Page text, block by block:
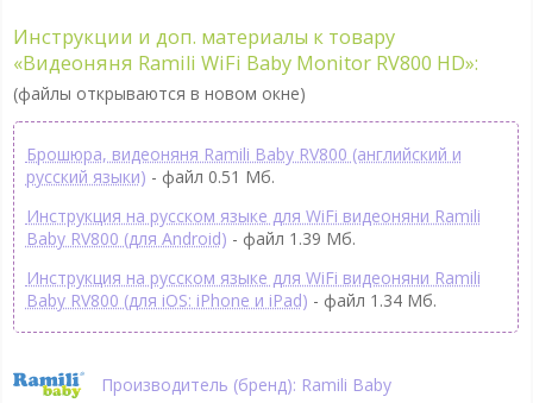
Инструкции и доп. материалы к товару
«Видеоняня Ramili WiFi Baby Monitor RV800 HD»:
(файлы открываются в новом окне)
Брошюра, видеоняня Ramili Baby RV800 (английский и
русский языки) - файл 0.51 Мб.
Инструкция на русском языке для WiFi видеоняни Ramili
Baby RV800 (для Android) - файл 1.39 Мб.
Инструкция на русском языке для WiFi видеоняни Ramili
Baby RV800 (для iOS: iPhone и iPad) - файл 1.34 Мб.
Производитель (бренд): Ramili Baby